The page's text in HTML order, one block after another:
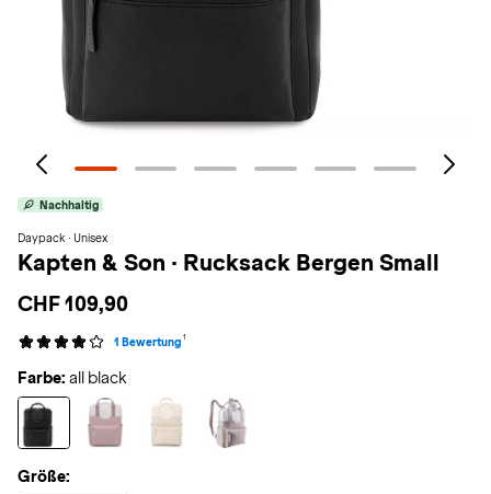
Nachhaltig
Daypack · Unisex
Kapten & Son · Rucksack Bergen Small
CHF 109,90
1 Bewertung 1
Farbe: all black
Größe: